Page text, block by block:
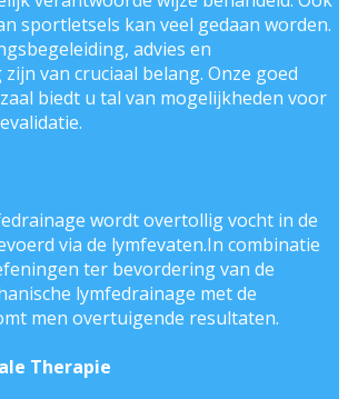
sportletsels kan veel gedaan worden.
advies en
van cruciaal belang. Onze goed
biedt u tal van mogelijkheden voor
wordt overtollig vocht in de
via de lymfevaten.In combinatie
ter bevordering van de
lymfedrainage met de
men overtuigende resultaten.
Therapie